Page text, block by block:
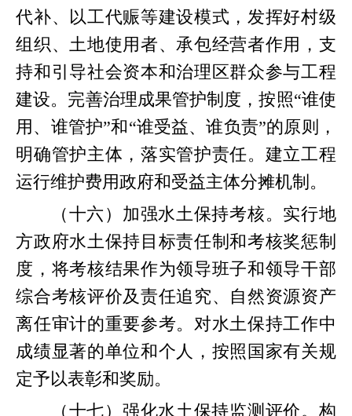
代补、以工代赈等建设模式，发挥好村级
组织、土地使用者、承包经营者作用，支
持和引导社会资本和治理区群众参与工程
建设。完善治理成果管护制度，按照“谁使
用、谁管护”和“谁受益、谁负责”的原则，
明确管护主体，落实管护责任。建立工程
运行维护费用政府和受益主体分摊机制。
（十六）加强水土保持考核。实行地
方政府水土保持目标责任制和考核奖惩制
度，将考核结果作为领导班子和领导干部
综合考核评价及责任追究、自然资源资产
离任审计的重要参考。对水土保持工作中
成绩显著的单位和个人，按照国家有关规
定予以表彰和奖励。
（十七）强化水土保持监测评价。构